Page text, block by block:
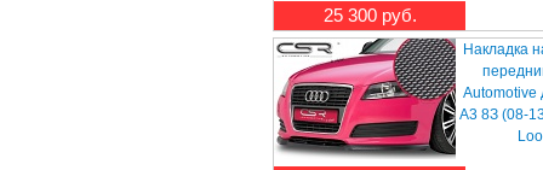
25 300 руб.
Накладка
Automotive
A3 8З (08-